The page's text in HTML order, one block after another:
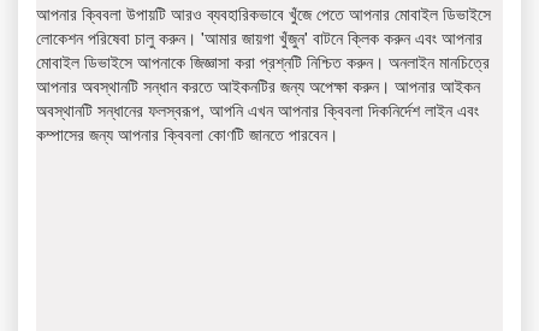
আপনার ক্বিবলা উপায়টি আরও ব্যবহারিকভাবে খুঁজে পেতে আপনার মোবাইল ডিভাইসে
লোকেশন পরিষেবা চালু করুন। 'আমার জায়গা খুঁজুন' বাটনে ক্লিক করুন এবং আপনার
মোবাইল ডিভাইসে আপনাকে জিজ্ঞাসা করা প্রশ্নটি নিশ্চিত করুন। অনলাইন মানচিত্রে
আপনার অবস্থানটি সন্ধান করতে আইকনটির জন্য অপেক্ষা করুন। আপনার আইকন
অবস্থানটি সন্ধানের ফলস্বরূপ, আপনি এখন আপনার ক্বিবলা দিকনির্দেশ লাইন এবং
কম্পাসের জন্য আপনার ক্বিবলা কোণটি জানতে পারবেন।